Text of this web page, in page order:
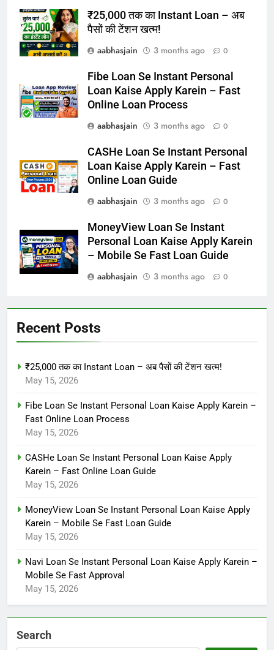
₹25,000 तक का Instant Loan – अब
पैसों की टेंशन खत्म!
aabhasjain
3 months ago 0
Fibe Loan Se Instant Personal
Loan Kaise Apply Karein – Fast
Online Loan Process
aabhasjain
3 months ago 0
CASHe Loan Se Instant Personal
Loan Kaise Apply Karein – Fast
Online Loan Guide
aabhasjain
3 months ago 0
MoneyView Loan Se Instant
Personal Loan Kaise Apply Karein
– Mobile Se Fast Loan Guide
aabhasjain
3 months ago 0
Recent Posts
₹25,000 तक का Instant Loan – अब पैसों की टेंशन खत्म!
May 15, 2026
Fibe Loan Se Instant Personal Loan Kaise Apply Karein –
Fast Online Loan Process
May 15, 2026
CASHe Loan Se Instant Personal Loan Kaise Apply
Karein – Fast Online Loan Guide
May 15, 2026
MoneyView Loan Se Instant Personal Loan Kaise Apply
Karein – Mobile Se Fast Loan Guide
May 15, 2026
Navi Loan Se Instant Personal Loan Kaise Apply Karein –
Mobile Se Fast Approval
May 15, 2026
Search